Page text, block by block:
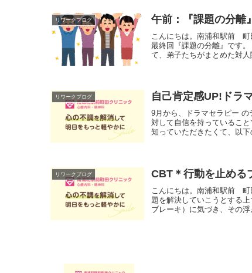
リワークブログ 午前：『課題の分離
こんにちは。南浦和駅前 町
最終回『課題の分離』です
て、弟子たちがまとめた対
リワークブログ 自己肯定感UP!ドラ
9月から、ドラマセラピー
対して自信を持っているこ
知っていただきたくて、以
リワークブログ CBT＊行動を止める
こんにちは。南浦和駅前
題を解決していこうとする
ブレーキ）に気づき、その